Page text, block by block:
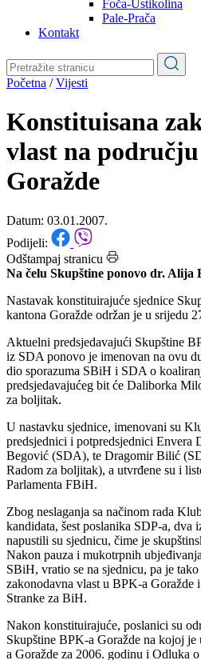
Općine
Pale-Prača
Kontakt
Početna/Vijesti
Konstituisana
vlast na području
Goražde
Datum: 03.01.2007.
Odštampaj stranicu
Na čelu Skupštine ponovo dr. Alija
Nastavak konstituirajuće sjednice
kantona Goražde održan je u srijedu
Aktuelni predsjedavajući Skupštine
iz SDA ponovo je imenovan na ovu
predsjedavajućeg bit će Daliborka
za boljitak.
U nastavku sjednice, imenovani su
predsjednici i potpredsjednici Envera
Radom za boljitak), a utvrđene su i
Parlamenta FBiH.
Zbog neslaganja sa načinom rada
kandidata, šest poslanika SDP-a, dva
napustili su sjednicu, čime je
Nakon pauza i mukotrpnih
zakonodavna vlast u BPK-a Goražde
Stranke za BiH.